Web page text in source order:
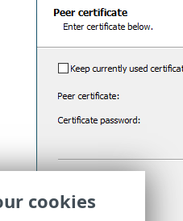
cookies